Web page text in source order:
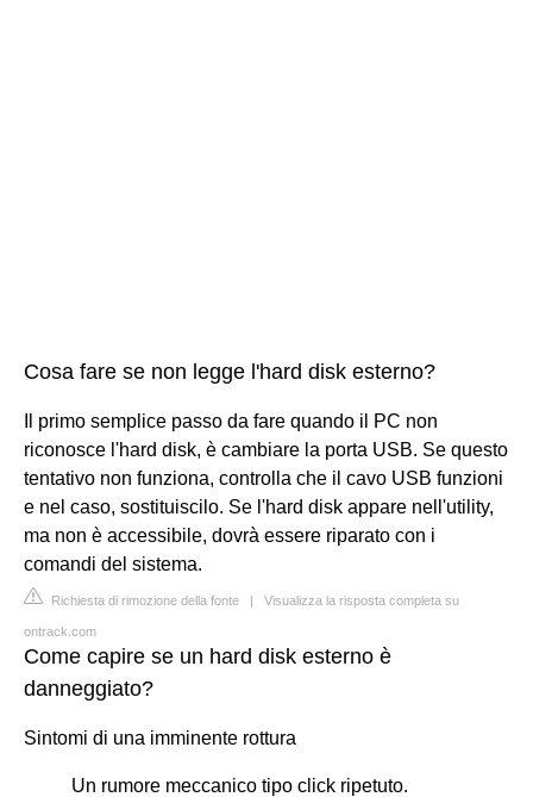
Cosa fare se non legge l'hard disk esterno?
Il primo semplice passo da fare quando il PC non
riconosce l'hard disk, è cambiare la porta USB. Se questo
tentativo non funziona, controlla che il cavo USB funzioni
e nel caso, sostituiscilo. Se l'hard disk appare nell'utility,
ma non è accessibile, dovrà essere riparato con i
comandi del sistema.
Richiesta di rimozione della fonte | Visualizza la risposta completa su
ontrack.com
Come capire se un hard disk esterno è
danneggiato?
Sintomi di una imminente rottura
Un rumore meccanico tipo click ripetuto.